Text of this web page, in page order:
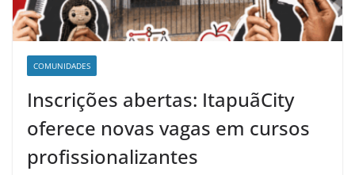
COMUNIDADES
Inscrições abertas: ItapuãCity
oferece novas vagas em cursos
profissionalizantes